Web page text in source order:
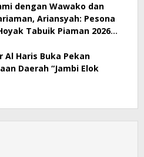
dengan Wawako dan
Ariansyah: Pesona
Tabuik Piaman 2026
Al Haris Buka Pekan
Daerah “Jambi Elok